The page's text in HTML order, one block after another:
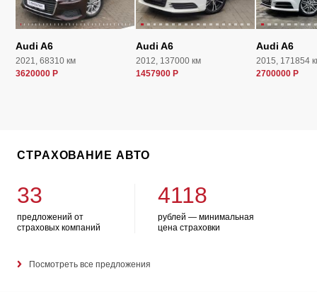
Audi A6
2021, 68310 км
3620000 Р
Audi A6
2012, 137000 км
1457900 Р
Audi A6
2015, 171854
2700000 Р
СТРАХОВАНИЕ АВТО
33
предложений от
страховых компаний
4118
рублей — минимальная
цена страховки
Посмотреть все предложения